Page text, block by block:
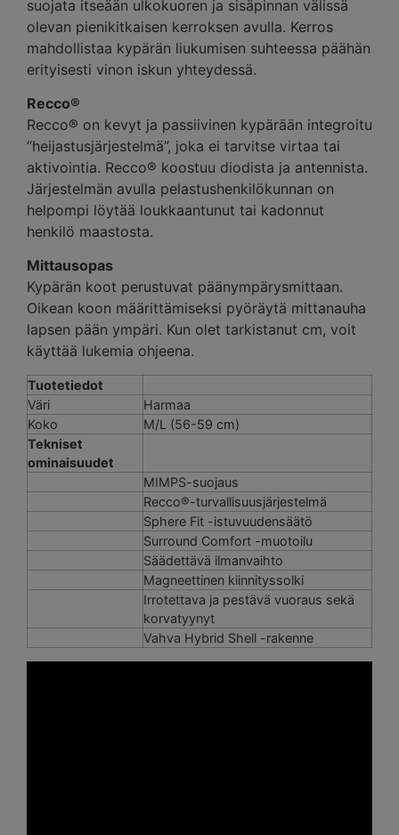
suojata itseään ulkokuoren ja sisäpinnan välissä
olevan pienikitkaisen kerroksen avulla. Kerros
mahdollistaa kypärän liukumisen suhteessa päähän
erityisesti vinon iskun yhteydessä.
Recco®
Recco® on kevyt ja passiivinen kypärään integroitu
“heijastusjärjestelmä”, joka ei tarvitse virtaa tai
aktivointia. Recco® koostuu diodista ja antennista.
Järjestelmän avulla pelastushenkilökunnan on
helpompi löytää loukkaantunut tai kadonnut
henkilö maastosta.
Mittausopas
Kypärän koot perustuvat päänympärysmittaan.
Oikean koon määrittämiseksi pyöräytä mittanauha
lapsen pään ympäri. Kun olet tarkistanut cm, voit
käyttää lukemia ohjeena.
Tuotetiedot
Väri
Harmaa
Koko
M/L (56-59 cm)
Tekniset
ominaisuudet
MIMPS-suojaus
Recco®-turvallisuusjärjestelmä
Sphere Fit -istuvuudensäätö
Surround Comfort -muotoilu
Säädettävä ilmanvaihto
Magneettinen kiinnityssolki
Irrotettava ja pestävä vuoraus sekä
korvatyynyt
Vahva Hybrid Shell -rakenne